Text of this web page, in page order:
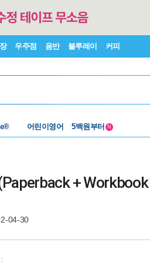
우주점 음반 블루레이 커피
어린이영어
5백원부터
N
+ Workbook
04-30